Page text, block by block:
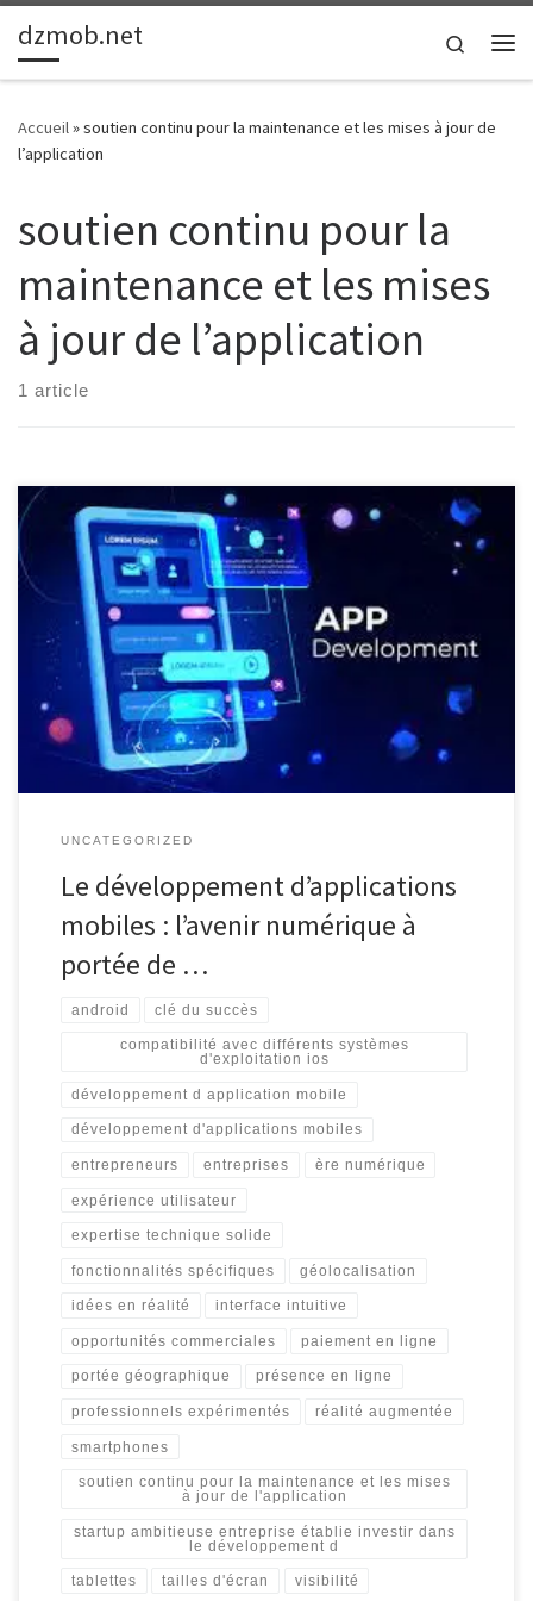
Passer au contenu
dzmob.net
Search
Accueil»soutien continu pour la maintenance et les mises à jour de
l’application
soutien continu pour la
maintenance et les mises
à jour de l’application
1 article
Le développement d’applications mobiles : la clé du succès dans
l’ère numérique Dans le monde d’aujourd’hui, où les smartphones
et les tablettes sont devenus des compagnons indispensables, le
développement d’applications mobiles est devenu un élément
crucial pour les entreprises et les entrepreneurs souhaitant
prospérer dans l’ère numérique. Que ce soit […]
UNCATEGORIZED
Le développement d’applications
mobiles : l’avenir numérique à
portée de …
android clé du succès
compatibilité avec différents systèmes
d'exploitation ios
développement d application mobile
développement d'applications mobiles
entrepreneurs entreprises ère numérique
expérience utilisateur
expertise technique solide
fonctionnalités spécifiques géolocalisation
idées en réalité interface intuitive
opportunités commerciales paiement en ligne
portée géographique présence en ligne
professionnels expérimentés réalité augmentée
smartphones
soutien continu pour la maintenance et les mises
à jour de l'application
startup ambitieuse entreprise établie investir dans
le développement d
tablettes tailles d'écran visibilité